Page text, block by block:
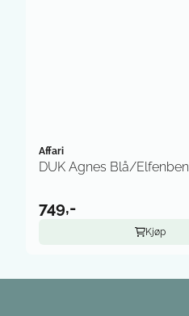
Affari
DUK Agnes Blå/Elfenben
749,-
Kjøp